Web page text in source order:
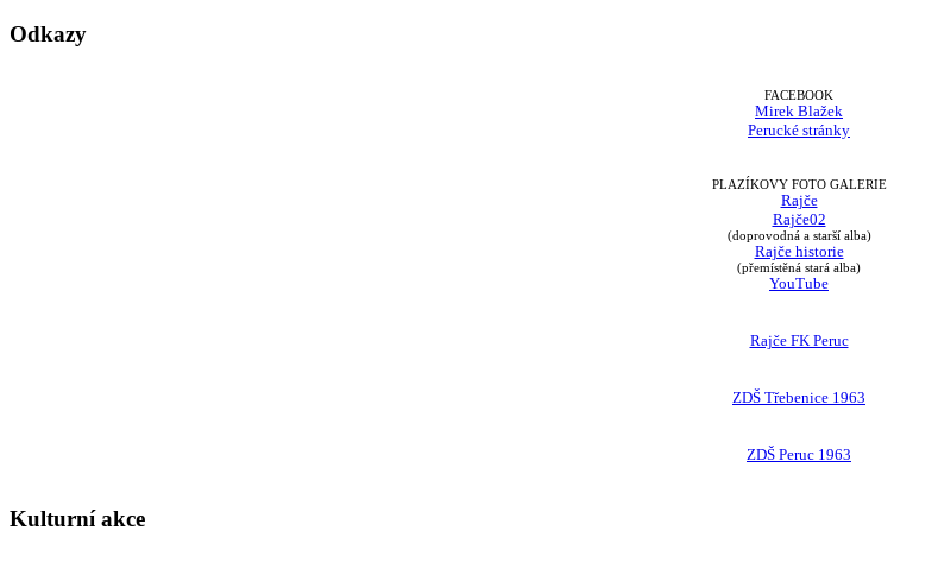
Odkazy
FACEBOOK
Mirek Blažek
Perucké stránky
PLAZÍKOVY FOTO GALERIE
Rajče
Rajče02
(doprovodná a starší alba)
Rajče historie
(přemístěná stará alba)
YouTube
Rajče FK Peruc
ZDŠ Třebenice 1963
ZDŠ Peruc 1963
Kulturní akce